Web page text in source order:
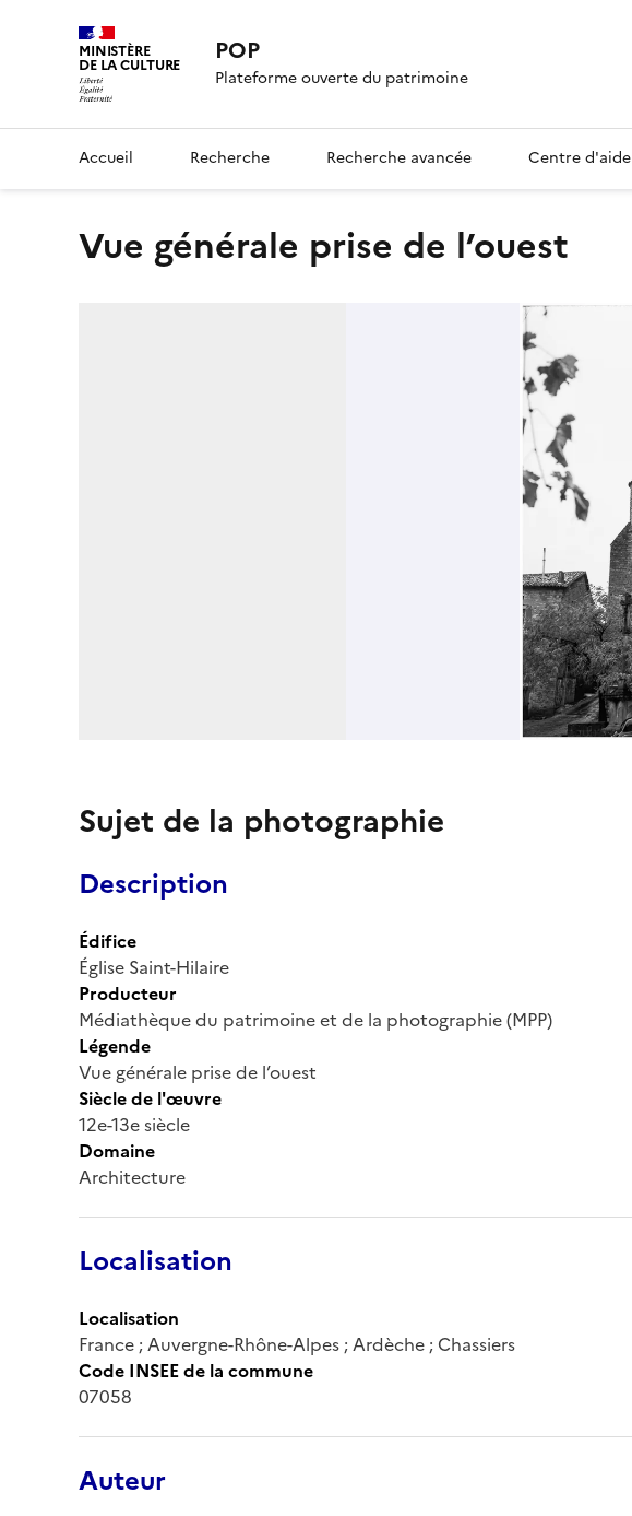
MINISTÈRE
DE LA CULTURE POP
Plateforme ouverte du patrimoine
Accueil Recherche Recherche avancée Centre d'aide
Vue générale prise de l’ouest
Sujet de la photographie
Description
Édifice
Église Saint-Hilaire
Producteur
Médiathèque du patrimoine et de la photographie (MPP)
Légende
Vue générale prise de l’ouest
Siècle de l'œuvre
12e-13e siècle
Domaine
Architecture
Localisation
Localisation
France ; Auvergne-Rhône-Alpes ; Ardèche ; Chassiers
Code INSEE de la commune
07058
Auteur